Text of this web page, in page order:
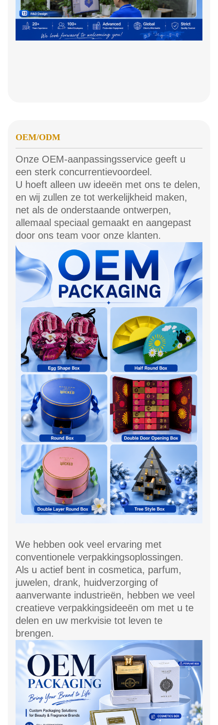
OEM/ODM
Onze OEM-aanpassingsservice geeft u
een sterk concurrentievoordeel.
U hoeft alleen uw ideeën met ons te delen,
en wij zullen ze tot werkelijkheid maken,
net als de onderstaande ontwerpen,
allemaal speciaal gemaakt en aangepast
door ons team voor onze klanten.
We hebben ook veel ervaring met
conventionele verpakkingsoplossingen.
Als u actief bent in cosmetica, parfum,
juwelen, drank, huidverzorging of
aanverwante industrieën, hebben we veel
creatieve verpakkingsideeën om met u te
delen en uw merkvisie tot leven te
brengen.